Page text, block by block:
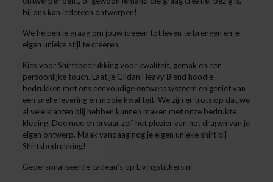
bij ons kan iedereen ontwerpen!
We helpen je graag om jouw ideeën tot leven te brengen en je
eigen unieke stijl te creëren.
Kies voor Shirtsbedrukking voor kwaliteit, gemak en een
persoonlijke touch. Laat je Gildan Heavy Blend hoodie
bedrukken met ons eenvoudige ontwerpsysteem en geniet van
een snelle levering en mooie kwaliteit. We zijn er trots op dat we
al vele klanten blij hebben kunnen maken met onze bedrukte
kleding. Doe mee en ervaar zelf het plezier van het dragen van je
eigen ontwerp. Maak vandaag nog je eigen unieke shirt bij
Shirtsbedrukking!
Gepersonaliseerde cadeau’s op Livingstickers.nl